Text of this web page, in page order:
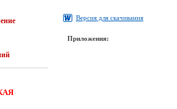
Версия для скачивания
Приложения: